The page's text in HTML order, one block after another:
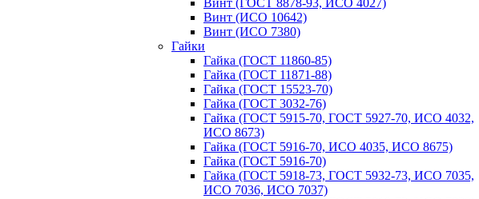
Винт (ГОСТ 8878-93, ИСО 4027)
Винт (ИСО 10642)
Винт (ИСО 7380)
Гайки
Гайка (ГОСТ 11860-85)
Гайка (ГОСТ 11871-88)
Гайка (ГОСТ 15523-70)
Гайка (ГОСТ 3032-76)
Гайка (ГОСТ 5915-70, ГОСТ 5927-70, ИСО 4032,
ИСО 8673)
Гайка (ГОСТ 5916-70, ИСО 4035, ИСО 8675)
Гайка (ГОСТ 5916-70)
Гайка (ГОСТ 5918-73, ГОСТ 5932-73, ИСО 7035,
ИСО 7036, ИСО 7037)